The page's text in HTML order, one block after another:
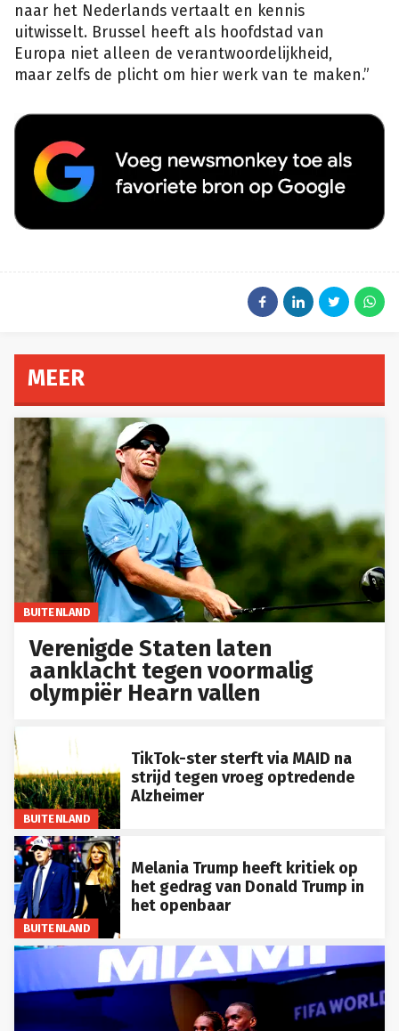
naar het Nederlands vertaalt en kennis
uitwisselt. Brussel heeft als hoofdstad van
Europa niet alleen de verantwoordelijkheid,
maar zelfs de plicht om hier werk van te maken.”
MEER
BUITENLAND
Verenigde Staten laten
aanklacht tegen voormalig
olympiër Hearn vallen
BUITENLAND
TikTok-ster sterft via MAID na
strijd tegen vroeg optredende
Alzheimer
BUITENLAND
Melania Trump heeft kritiek op
het gedrag van Donald Trump in
het openbaar